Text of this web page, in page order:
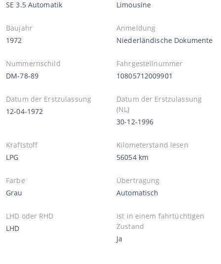
SE 3.5 Automatik
Limousine
Baujahr
1972
Anmeldung
Niederländische Dokumente
Nummernschild
DM-78-89
Fahrgestellnummer
10805712009901
Datum der Erstzulassung
12-04-1972
Datum der Erstzulassung
(NL)
30-12-1996
Kraftstoff
LPG
Kilometerstand lesen
56054 km
Farbe
Grau
Übertragung
Automatisch
LHD oder RHD
LHD
Ist in einem fahrtüchtigen
Zustand
Ja